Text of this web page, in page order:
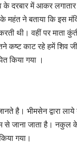
दरबार में आकर
के महंत ने बताया कि इस
थी। वहीं पर माता
कष्ट काट रहे हमें शिव
किया गया ।
है। भीमसेन द्वारा लाये
से जाना जाता है। नकुल
गया।